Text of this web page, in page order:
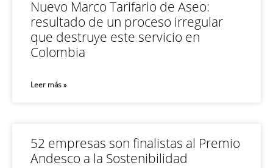
Nuevo Marco Tarifario de Aseo:
resultado de un proceso irregular
que destruye este servicio en
Colombia
Leer más »
52 empresas son finalistas al Premio
Andesco a la Sostenibilidad